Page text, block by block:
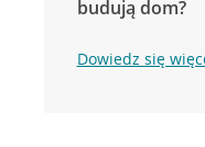
budują dom?
Dowiedz się